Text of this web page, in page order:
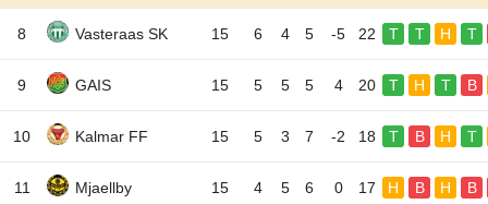
8 Vasteraas SK 15 6 4 5 -5 22 T T H T
9 GAIS 15 5 5 5 4 20 T H T B
10 Kalmar FF 15 5 3 7 -2 18 T B H T
11 Mjaellby 15 4 5 6 0 17 H B H B